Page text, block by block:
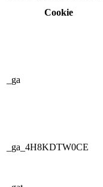
Cookie
_ga
_ga_4H8KDTW0CE